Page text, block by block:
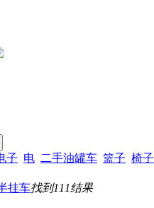
子 电 二手油罐车 篮子 椅
挂车找到111结果